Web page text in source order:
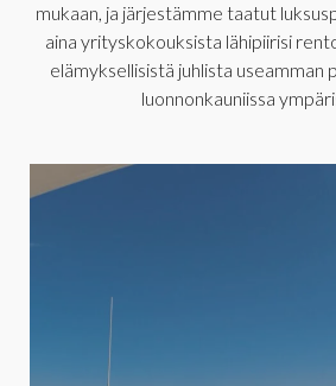
mukaan, ja järjestämme taatut
aina yrityskokouksista lähipiirisi
elämyksellisistä juhlista useamman
luonnonkauniissa